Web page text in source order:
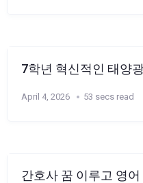
7학년 혁신적인 태양
April 4, 2026 53 secs read
간호사 꿈 이루고 영